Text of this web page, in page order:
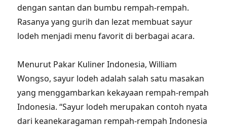
dengan santan dan bumbu rempah-rempah.
Rasanya yang gurih dan lezat membuat sayur
lodeh menjadi menu favorit di berbagai acara.
Menurut Pakar Kuliner Indonesia, William
Wongso, sayur lodeh adalah salah satu masakan
yang menggambarkan kekayaan rempah-rempah
Indonesia. “Sayur lodeh merupakan contoh nyata
dari keanekaragaman rempah-rempah Indonesia